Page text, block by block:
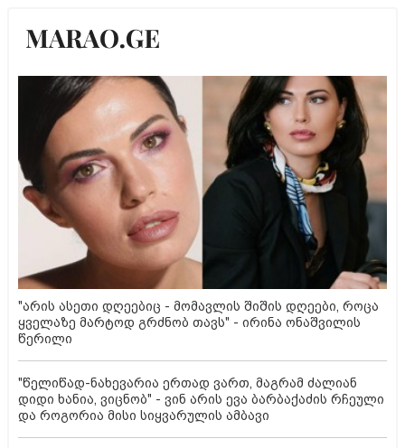
"არის ასეთი დღეებიც - მომავლის შიშის დღეები, როცა
ყველაზე მარტოდ გრძნობ თავს" - ირინა ონაშვილის
წერილი
"წელიწად-ნახევარია ერთად ვართ, მაგრამ ძალიან
დიდი ხანია, ვიცნობ" - ვინ არის ევა ბარბაქაძის რჩეული
და როგორია მისი სიყვარულის ამბავი